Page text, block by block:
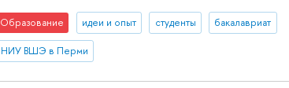
Образование идеи и опыт студенты бакалавриат
НИУ ВШЭ в Перми